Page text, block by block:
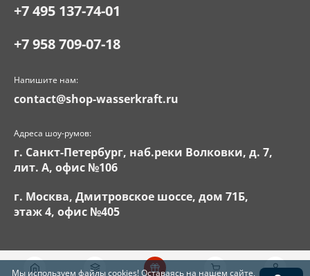
+7 495 137-74-01
+7 958 709-07-18
Напишите нам:
contact@shop-wasserkraft.ru
Адреса шоу-румов:
г. Санкт-Петербург, наб.реки Волковки, д. 7,
лит. А, офис №106
г. Москва, Дмитровское шоссе, дом 71Б,
этаж 4, офис №405
Мы используем файлыcookies! Оставаясь на нашем сайте,